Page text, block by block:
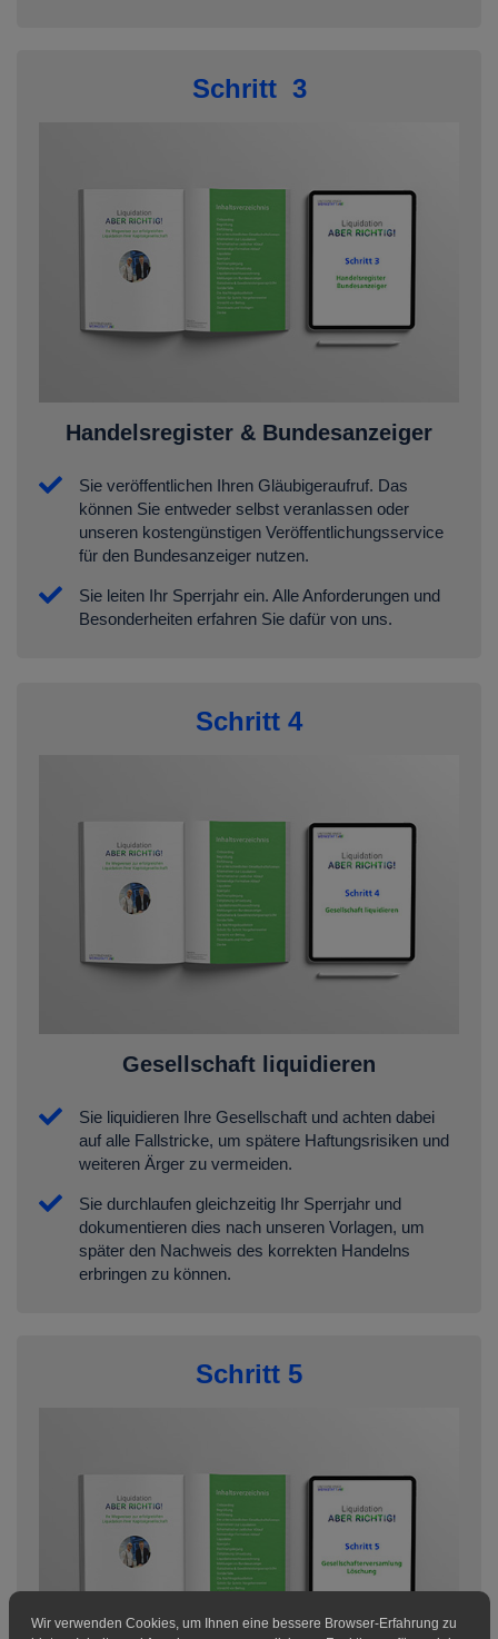
Schritt 3
Handelsregister & Bundesanzeiger
Sie veröffentlichen Ihren Gläubigeraufruf. Das
können Sie entweder selbst veranlassen oder
unseren kostengünstigen Veröffentlichungsservice
für den Bundesanzeiger nutzen.
Sie leiten Ihr Sperrjahr ein. Alle Anforderungen und
Besonderheiten erfahren Sie dafür von uns.
Schritt 4
Gesellschaft liquidieren
Sie liquidieren Ihre Gesellschaft und achten dabei
auf alle Fallstricke, um spätere Haftungsrisiken und
weiteren Ärger zu vermeiden.
Sie durchlaufen gleichzeitig Ihr Sperrjahr und
dokumentieren dies nach unseren Vorlagen, um
später den Nachweis des korrekten Handelns
erbringen zu können.
Schritt 5
Wir verwenden Cookies, um Ihnen eine bessere Browser-Erfahrung zu